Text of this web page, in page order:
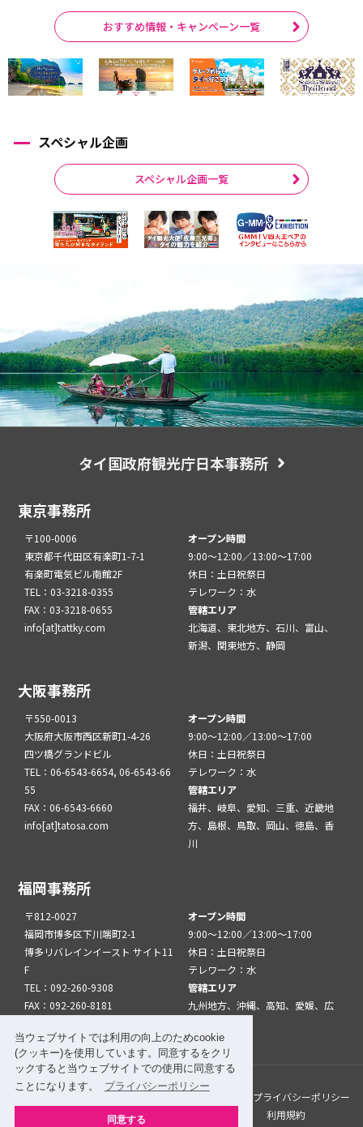
当ウェブサイトでは利用の向上のためcookie
(クッキー)を使用しています。同意するをクリ
ックすると当ウェブサイトでの使用に同意する
ことになります。
プライバシーポリシー
同意する
おすすめ情報・キャンペーン一覧
スペシャル企画
スペシャル企画一覧
タイ国政府観光庁日本事務所
東京事務所
〒100-0006
東京都千代田区有楽町1-7-1
有楽町電気ビル南館2F
TEL：03-3218-0355
FAX：03-3218-0655
info[at]tattky.com
オープン時間
9:00～12:00／13:00～17:00
休日：土日祝祭日
テレワーク：水
管轄エリア
北海道、東北地方、石川、富山、
新潟、関東地方、静岡
大阪事務所
〒550-0013
大阪府大阪市西区新町1-4-26
四ツ橋グランドビル
TEL：06-6543-6654, 06-6543-66
55
FAX：06-6543-6660
info[at]tatosa.com
オープン時間
9:00～12:00／13:00～17:00
休日：土日祝祭日
テレワーク：水
管轄エリア
福井、岐阜、愛知、三重、近畿地
方、島根、鳥取、岡山、徳島、香
川
福岡事務所
〒812-0027
福岡市博多区下川端町2-1
博多リバレインイースト サイト11
F
TEL：092-260-9308
FAX：092-260-8181
オープン時間
9:00～12:00／13:00～17:00
休日：土日祝祭日
テレワーク：水
管轄エリア
九州地方、沖縄、高知、愛媛、広
このサイトについて
プライバシーポリシー
サイトマップ
関係機関・団体について 利用規約